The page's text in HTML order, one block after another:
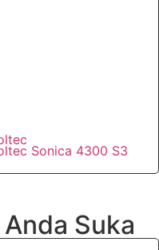
Sonica 4300 S3
Suka